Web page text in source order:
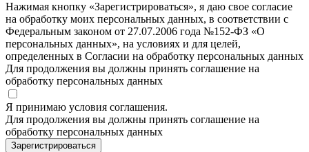
Нажимая кнопку «Зарегистрироваться», я даю свое согласие
на обработку моих персональных данных, в соответствии с
Федеральным законом от 27.07.2006 года №152-ФЗ «О
персональных данных», на условиях и для целей,
определенных в Согласии на обработку персональных данных
Для продолжения вы должны принять соглашение на
обработку персональных данных
Я принимаю условия соглашения.
Для продолжения вы должны принять соглашение на
обработку персональных данных
Зарегистрироваться